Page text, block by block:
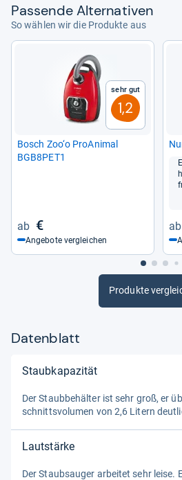
Pas­sende Alter­na­ti­ven
So wählen wir die Produkte aus
Sehr gut
1,2
Bosch Zoo‘o Pro­A­ni­mal
BGB8PET1
€
Angebote vergleichen
Produkte
Datenblatt
Staubkapazität
Der Staub­be­häl­ter ist sehr groß, er
schnitts­vo­lu­men von 2,6 Litern
Lautstärke
Der Staub­sau­ger arbei­tet sehr leise.